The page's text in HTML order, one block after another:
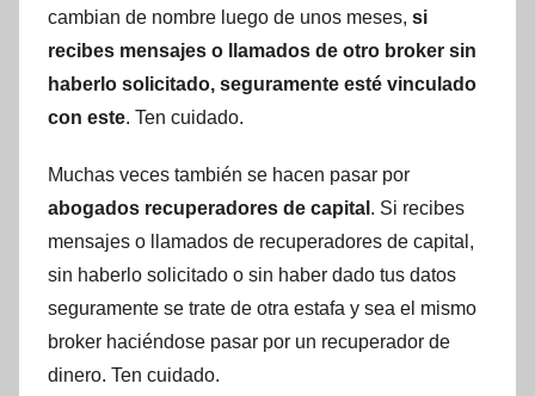
cambian de nombre luego de unos meses, si
recibes mensajes o llamados de otro broker sin
haberlo solicitado, seguramente esté vinculado
con este. Ten cuidado.
Muchas veces también se hacen pasar por
abogados recuperadores de capital . Si recibes
mensajes o llamados de recuperadores de capital,
sin haberlo solicitado o sin haber dado tus datos
seguramente se trate de otra estafa y sea el mismo
broker haciéndose pasar por un recuperador de
dinero. Ten cuidado.